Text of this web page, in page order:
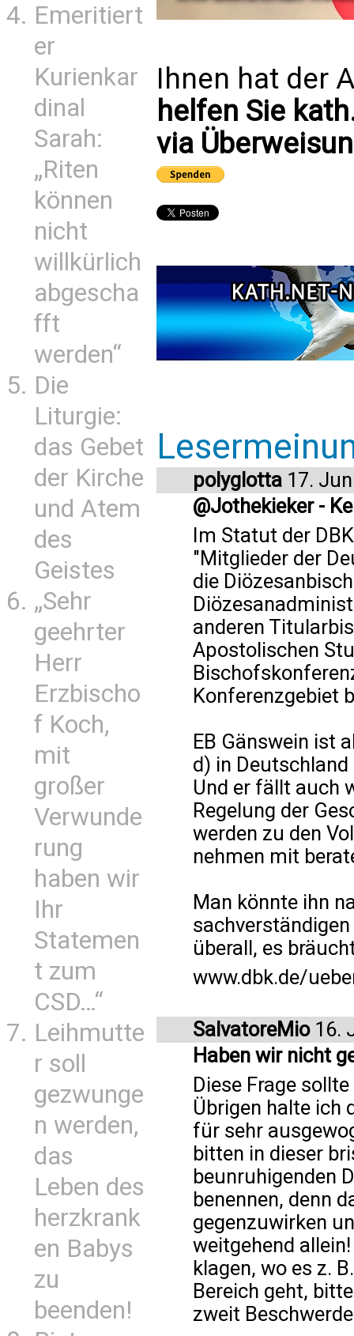
Emeritiert
er
Kurienkar
dinal
Sarah:
„Riten
können
nicht
willkürlich
abgescha
fft
werden“
Die
Liturgie:
das Gebet
der Kirche
und Atem
des
Geistes
„Sehr
geehrter
Herr
Erzbischo
f Koch,
mit
großer
Verwunde
rung
haben wir
Ihr
Statemen
t zum
CSD…“
Leihmutte
r soll
gezwunge
n werden,
das
Leben des
herzkrank
en Babys
zu
beenden!
Ihnen hat der
helfen Sie
via
polyglotta 17.
@Jothekieker -
Im Statut der
"Mitglieder der
die
anderen
Apostolischen
Konferenzgebiet
EB Gänswein ist
d) in
Und er fällt auch
Regelung der
werden zu den
nehmen mit
Man könnte ihn
überall, es
www.dbk.de/
SalvatoreMio16.
Haben wir nicht
Diese Frage
Übrigen halte ich
für sehr
bitten in dieser
beunruhigenden
benennen, denn
gegenzuwirken
weitgehend
klagen, wo es z.
Bereich geht,
zweit